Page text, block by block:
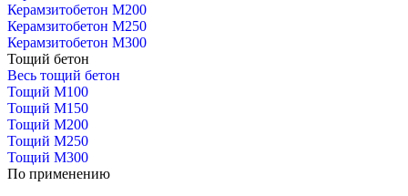
Керамзитобетон М200
Керамзитобетон М250
Керамзитобетон М300
Тощий бетон
Весь тощий бетон
Тощий М100
Тощий М150
Тощий М200
Тощий М250
Тощий М300
По применению